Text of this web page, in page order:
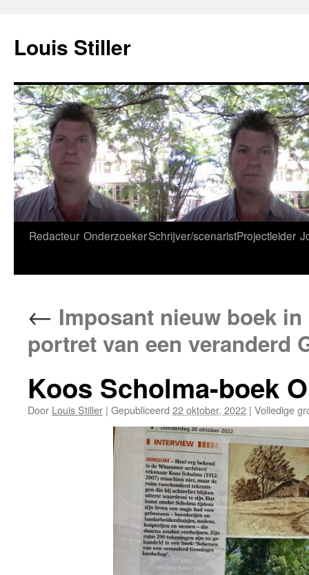
inhoud
Louis Stiller
Redacteur OnderzoekerSchrijver/scenaristProjectleider
← Imposant nieuw boek
portret van een veranderd
Koos Scholma-boek
Door Louis Stiller | Gepubliceerd 22 oktober, 2022 | Volledige